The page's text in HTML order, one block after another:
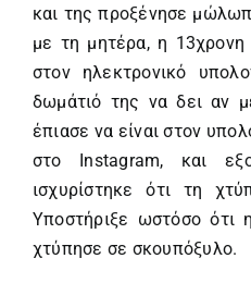
και της προξένησε
με τη μητέρα, η
στον ηλεκτρονικό
δωμάτιό της να δει αν
έπιασε να είναι στον
στο Instagram, και
ισχυρίστηκε ότι τη
Υποστήριξε ωστόσο ότι
χτύπησε σε σκουπόξυλο.